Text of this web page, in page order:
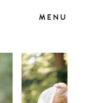
MENU